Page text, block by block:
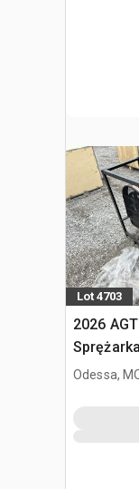
Lot 4703
2026
Odessa,